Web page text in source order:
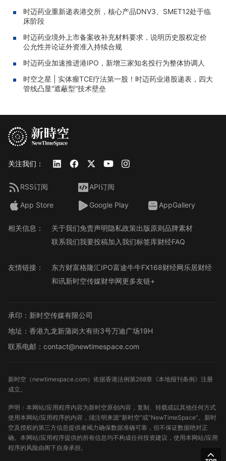
时迈药业重新递表港交所，核心产品DNV3、SMET12处于临
床阶段
时迈药业境外上市备案收补充材料要求，说明历史股权定价
公允性并论证外资准入持续合规
时迈药业加速推进港IPO，新增三家知名投行为整体协调人
时空之星 | 实体瘤TCE疗法第一股！时迈药业港股递表，四大
管线凸显“遮蔽型”技术壁垒
关注我们：
RSS订阅 API订阅
App Store Google Play AppGallery
相关信息： 关于我们免责声明隐私政策出版原则品牌素材
联系我们我要投稿加入我们标签库财经FAQ
友情链接： 东方财富格隆汇IPO富途牛牛FX168财经网乐居财经
和讯新时空传媒财华网更多友链+
承印：新时空传媒有限公司
地址：香港九龙新蒲岗大有街3号万迪广场19H
联系电邮：contact@newtimespace.com
新时空（ newtimespace.com）依据香港法例第268章《本地报刊条例》注册
成立。
声明：本网站/应用程序内容为新时空原创内容，复制、转载或以其他任何方式
使用本网站/应用程序的内容，须注明来源“新时空”或“NewTimeSpace”。新时
空及授权的第三方信息提供者竭力确保数据准确可靠，但不保证数据绝对正
确。本网站/应用程序提供的所有信息均不构成任何投资建议，使用本网站/应用
程序的风险由阁下自身承担。